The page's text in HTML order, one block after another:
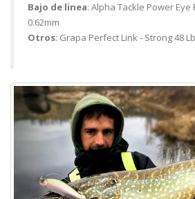
Bajo de linea: Alpha Tackle Power
0.62mm
Otros: Grapa Perfect Link - Strong 48 Lb